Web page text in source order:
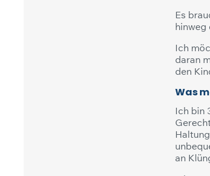
Es
hinweg
Ich
daran
den
Was
Ich bin
an